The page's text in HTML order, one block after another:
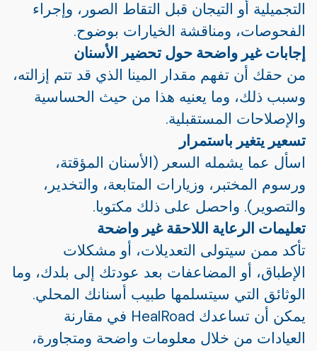
التجميلية أو التيجان قبل التقاط الصور، وإجراء
الفحوصات، ومناقشة الخيارات بوضوح.
إجابات غير واضحة حول تحضير الأسنان
من حقك أن تفهم مقدار المينا الذي قد تتم إزالته،
وسبب ذلك، وما يعنيه هذا من حيث الحساسية
والإصلاحات المستقبلية.
تسعير يتغير باستمرار
اسأل عما يشمله السعر (الأسنان المؤقتة،
ورسوم المختبر، وزيارات المتابعة، والتخدير،
والتصوير). واحصل على ذلك مكتوبا.
تعليمات الرعاية اللاحقة غير واضحة
تأكد ممن سيتولى التعديلات، أو مشكلات
الإطباق، أو المضاعفات بعد عودتك إلى بلدك، وما
الوثائق التي سيتسلمها طبيب أسنانك المحلي.
يمكن أن تساعدك HealRoad في مقارنة
العيادات من خلال معلومات واضحة ومتجاورة،